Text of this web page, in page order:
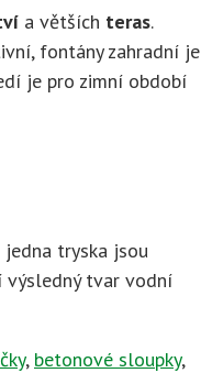
a větších teras.
fontány zahradní je
je pro zimní období
tryska jsou
výsledný tvar vodní
, betonové sloupky,